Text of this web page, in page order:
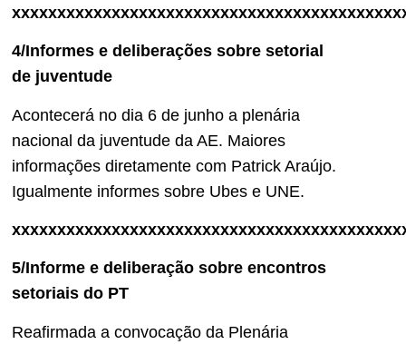
4/Informes e deliberações sobre setorial
de juventude
Acontecerá no dia 6 de junho a plenária
nacional da juventude da AE. Maiores
informações diretamente com Patrick Araújo.
Igualmente informes sobre Ubes e UNE.
5/Informe e deliberação sobre encontros
setoriais do PT
Reafirmada a convocação da Plenária